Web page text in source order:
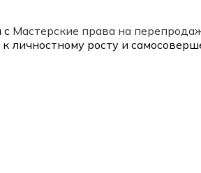
с Мастерские права на
личностному росту и